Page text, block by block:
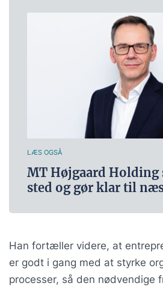
LÆS OGSÅ
MT Højgaard Holding
sted og gør klar til
Han fortæller videre, at
er godt i gang med at styrke
processer, så den nødvendige